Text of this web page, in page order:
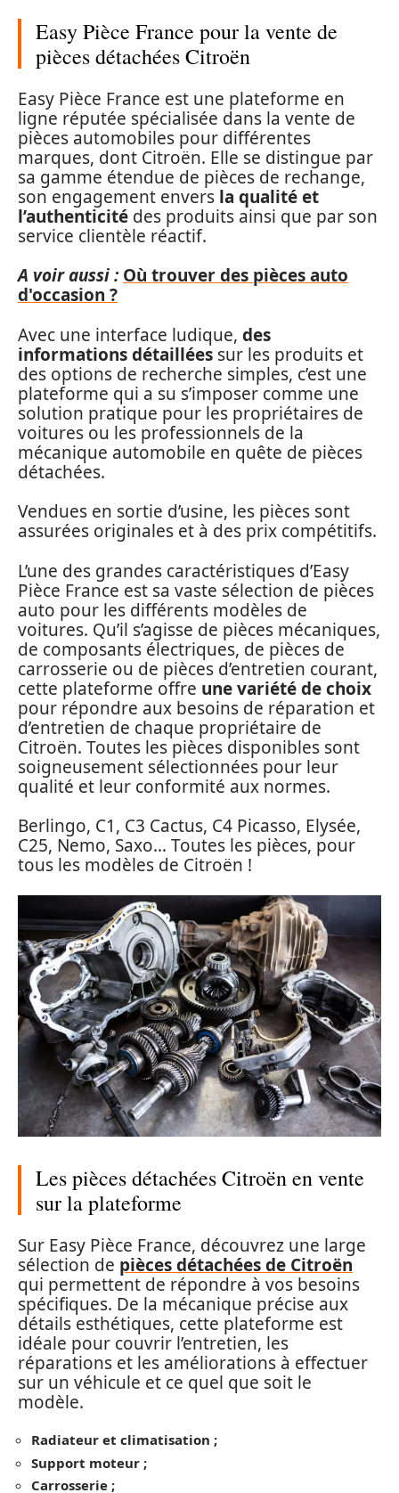
Easy Pièce France pour la vente de
pièces détachées Citroën
Easy Pièce France est une plateforme en
ligne réputée spécialisée dans la vente de
pièces automobiles pour différentes
marques, dont Citroën. Elle se distingue par
sa gamme étendue de pièces de rechange,
son engagement envers la qualité et
l’authenticité des produits ainsi que par son
service clientèle réactif.
A voir aussi : Où trouver des pièces auto
d'occasion ?
Avec une interface ludique, des
informations détaillées sur les produits et
des options de recherche simples, c’est une
plateforme qui a su s’imposer comme une
solution pratique pour les propriétaires de
voitures ou les professionnels de la
mécanique automobile en quête de pièces
détachées.
Vendues en sortie d’usine, les pièces sont
assurées originales et à des prix compétitifs.
L’une des grandes caractéristiques d’Easy
Pièce France est sa vaste sélection de pièces
auto pour les différents modèles de
voitures. Qu’il s’agisse de pièces mécaniques,
de composants électriques, de pièces de
carrosserie ou de pièces d’entretien courant,
cette plateforme offre une variété de choix
pour répondre aux besoins de réparation et
d’entretien de chaque propriétaire de
Citroën. Toutes les pièces disponibles sont
soigneusement sélectionnées pour leur
qualité et leur conformité aux normes.
Berlingo, C1, C3 Cactus, C4 Picasso, Elysée,
C25, Nemo, Saxo… Toutes les pièces, pour
tous les modèles de Citroën !
Les pièces détachées Citroën en vente
sur la plateforme
Sur Easy Pièce France, découvrez une large
sélection de pièces détachées de Citroën
qui permettent de répondre à vos besoins
spécifiques. De la mécanique précise aux
détails esthétiques, cette plateforme est
idéale pour couvrir l’entretien, les
réparations et les améliorations à effectuer
sur un véhicule et ce quel que soit le
modèle.
Radiateur et climatisation ;
Support moteur ;
Carrosserie ;